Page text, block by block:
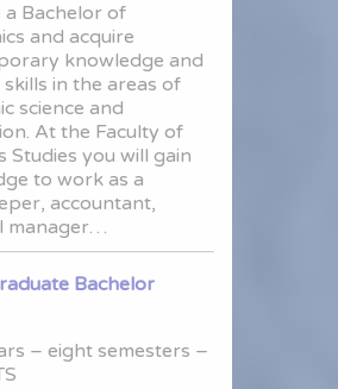
a Bachelor of
and acquire
knowledge and
in the areas of
science and
At the Faculty of
Studies you will gain
to work as a
accountant,
manager…
Bachelor
– eight semesters –